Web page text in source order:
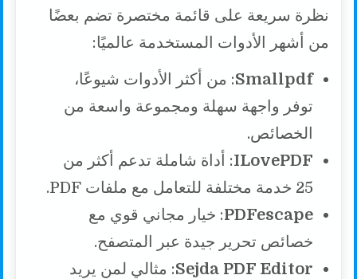
نظرة سريعة على قائمة مختصرة تضم بعضًا
من أشهر الأدوات المستخدمة عالميًا:
Smallpdf: من أكثر الأدوات شيوعًا،
توفر واجهة سهلة ومجموعة واسعة من
الخصائص.
ILovePDF: أداة شاملة تدعم أكثر من
25 خدمة مختلفة للتعامل مع ملفات PDF.
PDFescape: خيار مجاني قوي مع
خصائص تحرير جيدة عبر المتصفح.
Sejda PDF Editor: مثالي لمن يريد